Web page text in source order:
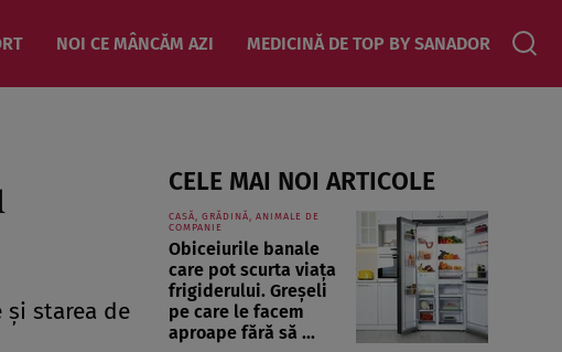
NOI CE MÂNCĂM AZI MEDICINĂ DE TOP BY SANADOR
starea de
CELE MAI NOI ARTICOLE
CASĂ, GRĂDINĂ, ANIMALE DE
COMPANIE
Obiceiurile banale
care pot scurta viața
frigiderului. Greșeli
pe care le facem
aproape fără să ...